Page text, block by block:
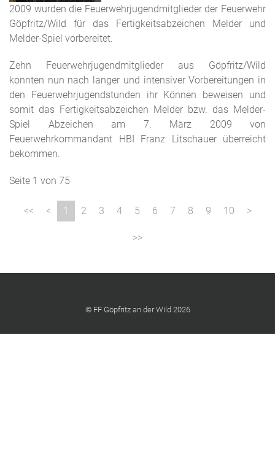
2009 wurden die Feuerwehrjugendmitglieder der Feuerwehr
Göpfritz/Wild für das Fertigkeitsabzeichen Melder und
Melder-Spiel vorbereitet.
Zehn Feuerwehrjugendmitglieder aus Göpfritz/Wild
konnten nun nach langer und intensiver Vorbereitungen in
den Feuerwehrjugendstunden ihr Können beweisen und
somit das Fertigkeitsabzeichen Melder bzw. das Melder-
Spiel Abzeichen am 7. März 2009 von
Feuerwehrkommandant HBI Franz Litschauer überreicht
bekommen.
Seite 1 von 75
1 2 3 4 5 6 7 8 9 10
© FF Göpfritz an der Wild 2026